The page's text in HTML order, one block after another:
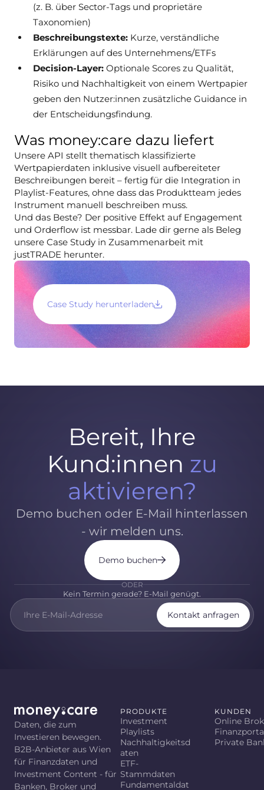
(z. B. über Sector-Tags und proprietäre
Taxonomien)
Beschreibungstexte: Kurze, verständliche
Erklärungen auf des Unternehmens/ETFs
Decision-Layer: Optionale Scores zu Qualität,
Risiko und Nachhaltigkeit von einem Wertpapier
geben den Nutzer:innen zusätzliche Guidance in
der Entscheidungsfindung.
Was money:care dazu liefert
Unsere API stellt thematisch klassifizierte
Wertpapierdaten inklusive visuell aufbereiteter
Beschreibungen bereit – fertig für die Integration in
Playlist-Features, ohne dass das Produktteam jedes
Instrument manuell beschreiben muss.
Und das Beste? Der positive Effekt auf Engagement
und Orderflow ist messbar. Lade dir gerne als Beleg
unsere Case Study in Zusammenarbeit mit
justTRADE herunter.
Case Study herunterladen
Bereit, Ihre
Kund:innen zu
aktivieren?
Demo buchen oder E-Mail hinterlassen
- wir melden uns.
Demo buchen
ODER
Kein Termin gerade? E-Mail genügt.
Kontakt anfragen
Daten, die zum
Investieren bewegen.
B2B-Anbieter aus Wien
für Finanzdaten und
Investment Content - für
Banken, Broker und
PRODUKTE
Investment
Playlists
Nachhaltigkeitsd
aten
ETF-
Stammdaten
Fundamentaldat
KUNDEN
Online
Private